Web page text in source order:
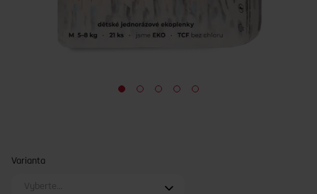
Varianta
Vyberte…